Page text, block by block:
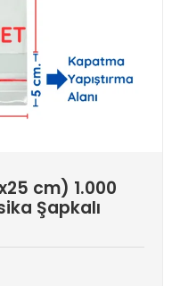
cm) 1.000
Şapkalı